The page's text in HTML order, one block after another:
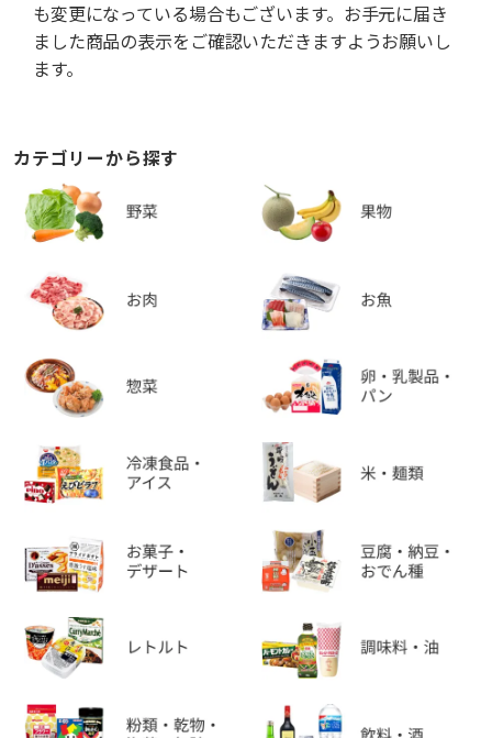
も変更になっている場合もございます。お手元に届き
ました商品の表示をご確認いただきますようお願いし
ます。
カテゴリーから探す